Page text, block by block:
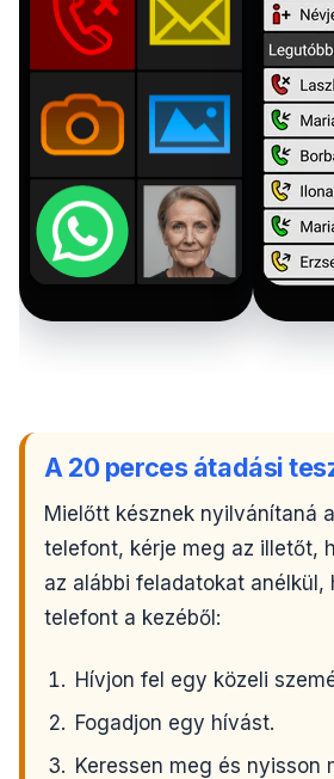
A 20 perces átadási
Mielőtt késznek nyilvánítaná
telefont, kérje meg az illetőt,
az alábbi feladatokat anélkül,
telefont a kezéből:
Hívjon fel egy közeli
Fogadjon egy hívást.
Keressen meg és nyisson